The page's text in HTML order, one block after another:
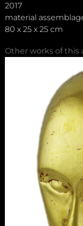
2017
material
80 x 25 x 25 cm
Other works of this